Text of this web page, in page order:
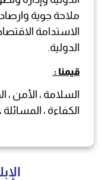
ملاحة جوية وارصاد
الاستدامة
الدولية.
قيمنا :
السلامة ، الأمن ،
الكفاءة ، المسائلة